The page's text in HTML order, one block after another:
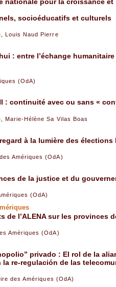
socioéducatifs et culturels
, Louis Naud Pierre
: entre l’échange
(OdA)
: continuité avec ou sans «
Marie-Hélène Sa Vilas Boas
à la lumière des élections
Amériques (OdA)
de la justice et du
(OdA)
de l’ALENA sur les provinces
Amériques (OdA)
privado : El rol de la
re-regulación de las
des Amériques (OdA)